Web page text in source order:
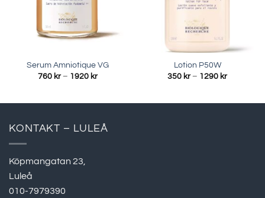
Serum Amniotique VG
760 kr – 1920 krPrisintervall:
Lotion P50W
350 kr – 1290 kr
KONTAKT – LULEÅ
Köpmangatan 23,
Luleå
010-7979390